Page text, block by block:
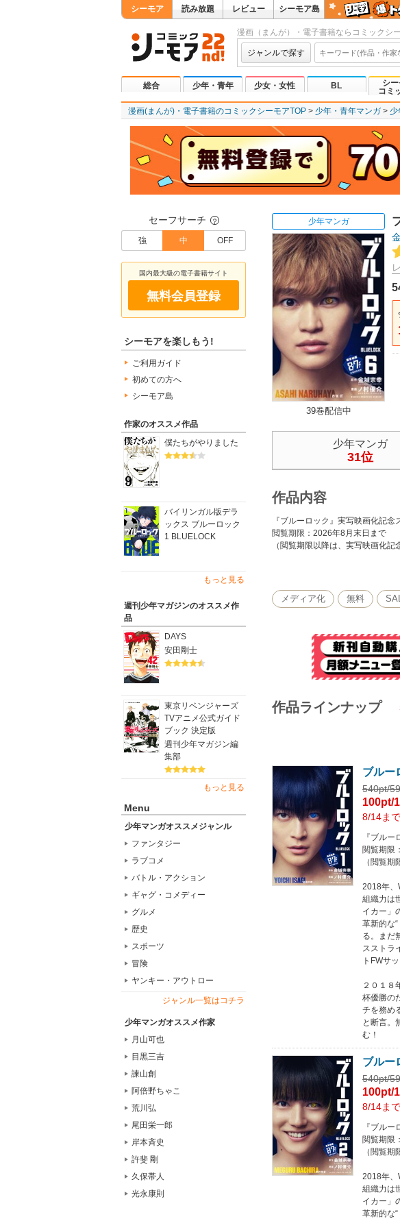
シーモア 読み放題 レビュー シーモア島
漫画（まんが）・電子書籍ならコミックシ
ジャンルで探す
総合 少年・青年 少女・女性 BL
シ
コミ
漫画(まんが)・電子書籍のコミックシーモアTOP 少年・青年マンガ 少
セーフサーチ ？
強 中 OFF
国内最大級の電子書籍サイト
無料会員登録
シーモアを楽しもう!
ご利用ガイド
初めての方へ
シーモア島
作家のオススメ作品
僕たちがやりました
バイリンガル版デラ
ックス ブルーロック
1 BLUELOCK
もっと見る
週刊少年マガジンのオススメ作
品
DAYS
安田剛士
東京リベンジャーズ
TVアニメ公式ガイド
ブック 決定版
週刊少年マガジン編
集部
もっと見る
Menu
少年マンガオススメジャンル
ファンタジー
ラブコメ
バトル・アクション
ギャグ・コメディー
グルメ
歴史
スポーツ
冒険
ヤンキー・アウトロー
ジャンル一覧はコチラ
少年マンガオススメ作家
月山可也
目黒三吉
諫山創
阿倍野ちゃこ
荒川弘
尾田栄一郎
岸本斉史
許斐 剛
久保帯人
光永康則
少年マンガ
39巻配信中
少年マンガ
31位
作品内容
『ブルーロック』実写映画化記念
閲覧期限：2026年8月末日まで
（閲覧期限以降は、実写映画化
2018年、W杯。日本代表は無残
人”を作るべく、日本フットボー
を蹴落とし、最強のエースストラ
“青い監獄（ブルーロック）”一
最新鋭GKシステム・BLUE
と、驚愕ルールの新たなる試合が
メディア化 無料
作品ラインナップ
ブルー
540pt/
100pt/
8/14まで
『ブル
閲覧期限
（閲覧
2018年、
組織力は
イカー」
革新的な
る。まだ
スストラ
トFWサ
２０１８
杯優勝の
チを務め
と断言。
む！
ブルー
540pt/
100pt/
8/14まで
『ブル
閲覧期限
（閲覧
2018年、
組織力は
イカー」
革新的な